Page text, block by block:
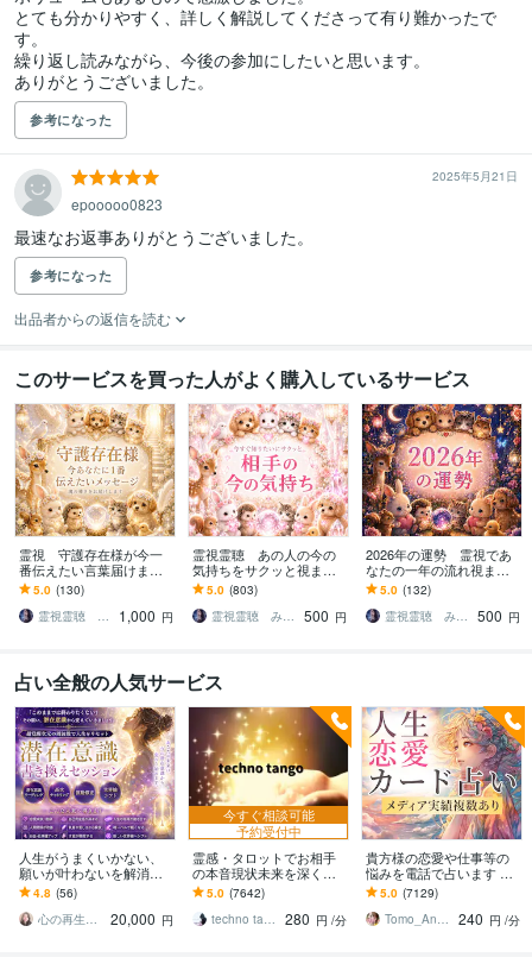
とても分かりやすく、詳しく解説してくださって有り難かったで
す。
繰り返し読みながら、今後の参加にしたいと思います。
ありがとうございました。
参考になった
2025年5月21日
epooooo0823
最速なお返事ありがとうございました。
参考になった
出品者からの返信を読む
このサービスを買った人がよく購入しているサービス
霊視 守護存在様が今一
番伝えたい言葉届けます
不安な時・迷っている
時・理由がわからず苦し
い時に
5.0 (130)
霊視霊聴 みんみ
1,000 円
霊視霊聴 あの人の今の
気持ちをサクッと視ます
即日鑑定 ― 言葉になら
ない心の声を聴き取りま
す ―
5.0 (803)
霊視霊聴 みんみ
500 円
2026年の運勢 霊視であ
なたの一年の流れ視ます
即日鑑定 これから始ま
る一年、何が起きて・何
が変わるのか
5.0 (132)
霊視霊聴 みんみ
500 円
占い全般の人気サービス
人生がうまくいかない、
願いが叶わないを解消し
ます 現実を変えるために
努力したのに、自力では
もう無理と感じている
4.8 (56)
心の再生セラピスト YASUKO
20,000 円
今すぐ相談可能
予約受付中
霊感・タロットでお相手
の本音現状未来を深く視
ます 恋愛・仕事・家族・
人間関係の本質を見抜き
スピード解決へ
5.0 (7642)
techno tango
280 円 /分
貴方様の恋愛や仕事等の
悩みを電話で占います タ
ロットカード、オラクル
カード、ルノルマンカー
ドを使用します
5.0 (7129)
Tomo_Angel7
240 円 /分